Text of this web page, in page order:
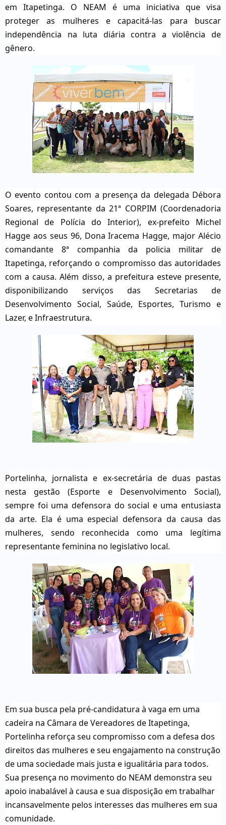
em Itapetinga. O NEAM é uma iniciativa que visa
proteger as mulheres e capacitá-las para buscar
independência na luta diária contra a violência de
gênero.
O evento contou com a presença da delegada Débora
Soares, representante da 21ª CORPIM (Coordenadoria
Regional de Polícia do Interior), ex-prefeito Michel
Hagge aos seus 96, Dona Iracema Hagge, major Alécio
comandante 8ª companhia da policia militar de
Itapetinga, reforçando o compromisso das autoridades
com a causa. Além disso, a prefeitura esteve presente,
disponibilizando serviços das Secretarias de
Desenvolvimento Social, Saúde, Esportes, Turismo e
Lazer, e Infraestrutura.
Portelinha, jornalista e ex-secretária de duas pastas
nesta gestão (Esporte e Desenvolvimento Social),
sempre foi uma defensora do social e uma entusiasta
da arte. Ela é uma especial defensora da causa das
mulheres, sendo reconhecida como uma legítima
representante feminina no legislativo local.
Em sua busca pela pré-candidatura à vaga em uma
cadeira na Câmara de Vereadores de Itapetinga,
Portelinha reforça seu compromisso com a defesa dos
direitos das mulheres e seu engajamento na construção
de uma sociedade mais justa e igualitária para todos.
Sua presença no movimento do NEAM demonstra seu
apoio inabalável à causa e sua disposição em trabalhar
incansavelmente pelos interesses das mulheres em sua
comunidade.